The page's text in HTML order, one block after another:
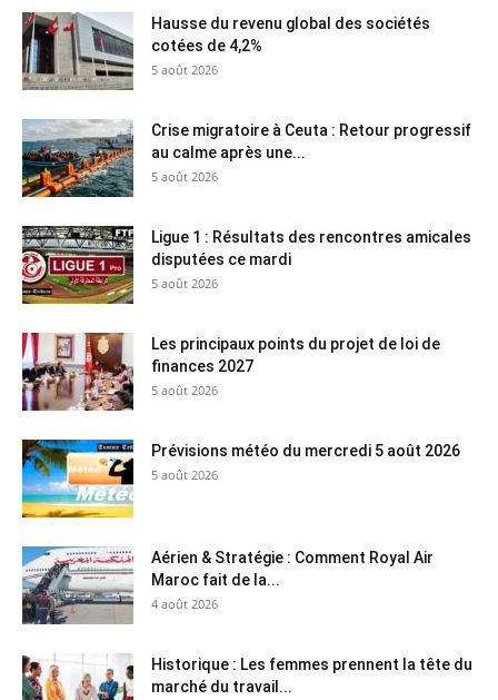
Hausse du revenu global des sociétés
cotées de 4,2%
5 août 2026
Crise migratoire à Ceuta : Retour progressif
au calme après une...
5 août 2026
Ligue 1 : Résultats des rencontres amicales
disputées ce mardi
5 août 2026
Les principaux points du projet de loi de
finances 2027
5 août 2026
Prévisions météo du mercredi 5 août 2026
5 août 2026
Aérien & Stratégie : Comment Royal Air
Maroc fait de la...
4 août 2026
Historique : Les femmes prennent la tête du
marché du travail...